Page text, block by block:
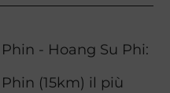
- Hoang Su Phi:
(15km) il più